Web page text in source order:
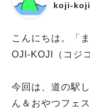
koji-koji
こんにちは。「
OJI-KOJI（コジ
今回は、道の駅
ん＆おやつフェ